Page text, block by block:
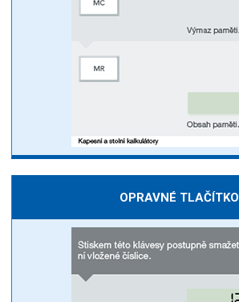
OPRAVNÉ TLAČÍTKO